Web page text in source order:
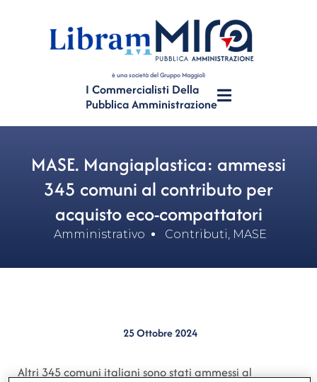
è una società del Gruppo Maggioli
I Commercialisti Della
Pubblica Amministrazione
MASE. Mangiaplastica: ammessi
345 comuni al contributo per
acquisto eco-compattatori
Amministrativo Contributi MASE
25 Ottobre 2024
Altri 345 comuni italiani sono stati ammessi al